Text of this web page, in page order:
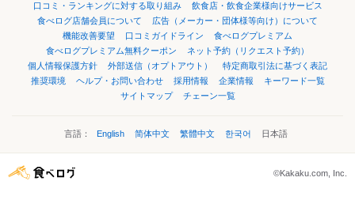
口コミ・ランキングに対する取り組み
飲食店・飲食企業様向けサービス
食べログ店舗会員について
広告（メーカー・団体様等向け）について
機能改善要望
口コミガイドライン
食べログプレミアム
食べログプレミアム無料クーポン
ネット予約（リクエスト予約）
個人情報保護方針
外部送信（オプトアウト）
特定商取引法に基づく表記
推奨環境
ヘルプ・お問い合わせ 採用情報 企業情報
キーワード一覧
サイトマップ
チェーン一覧
言語： English 简体中文 繁體中文 한국어 日本語
©Kakaku.com, Inc.